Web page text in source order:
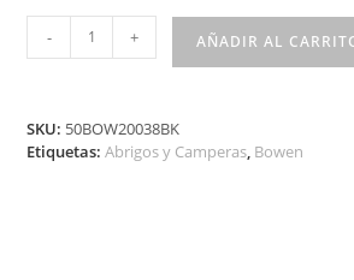
- + AÑADIR AL
SKU: 50BOW20038BK
Etiquetas:Abrigos y Camperas, Bowen